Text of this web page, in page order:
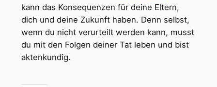
kann das Konsequenzen für deine Eltern,
dich und deine Zukunft haben. Denn selbst,
wenn du nicht verurteilt werden kann, musst
du mit den Folgen deiner Tat leben und bist
aktenkundig.